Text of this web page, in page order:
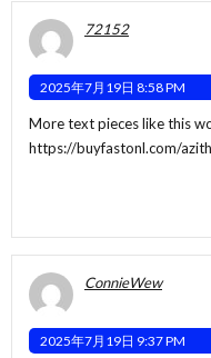
72152
2025年7月19日 8:58 PM
More text pieces like this
https://buyfastonl.com/
ConnieWew
2025年7月19日 9:37 PM